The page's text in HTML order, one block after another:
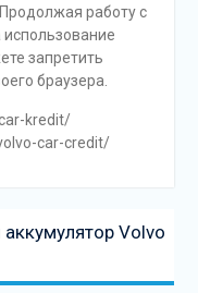
работу с
использование
запретить
браузера.
kredit/
car-credit/
аккумулятор Volvo